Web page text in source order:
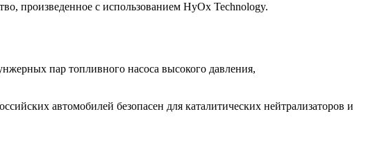
произведенное с использованием HyOx Technology.
пар топливного насоса высокого давления,
автомобилей безопасен для каталитических нейтрализаторов и